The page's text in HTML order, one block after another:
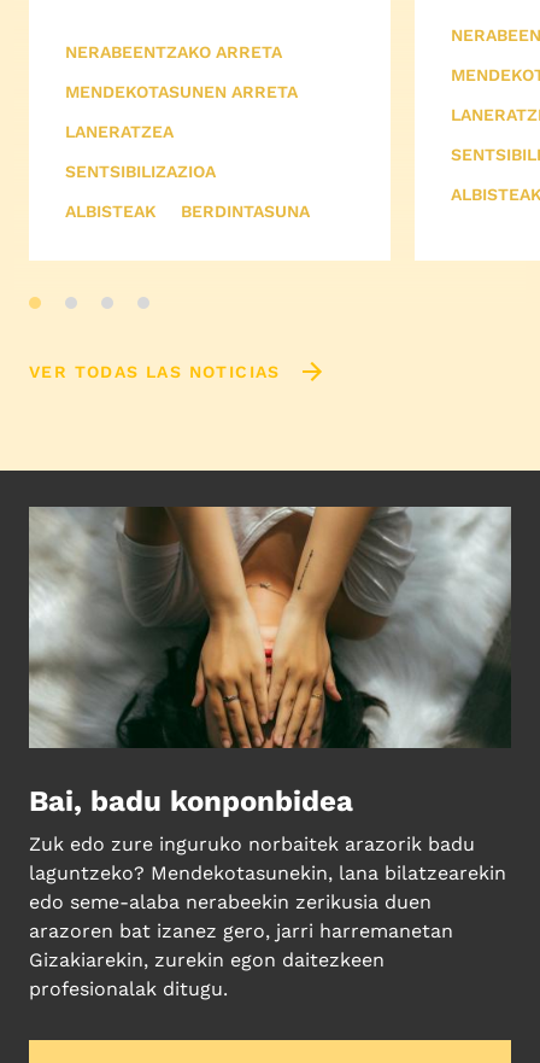
NERABEENTZAKO ARRETA
MENDEKOTASUNEN ARRETA
LANERATZEA
SENTSIBILIZAZIOA
ALBISTEAK BERDINTASUNA
VER TODAS LAS NOTICIAS
Bai, badu konponbidea
Zuk edo zure inguruko norbaitek arazorik badu
laguntzeko? Mendekotasunekin, lana bilatzearekin
edo seme-alaba nerabeekin zerikusia duen
arazoren bat izanez gero, jarri harremanetan
Gizakiarekin, zurekin egon daitezkeen
profesionalak ditugu.